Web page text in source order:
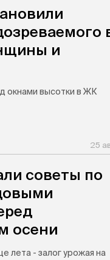
и
окнами высотки в ЖК
25
советы по
осени
лета - залог урожая на